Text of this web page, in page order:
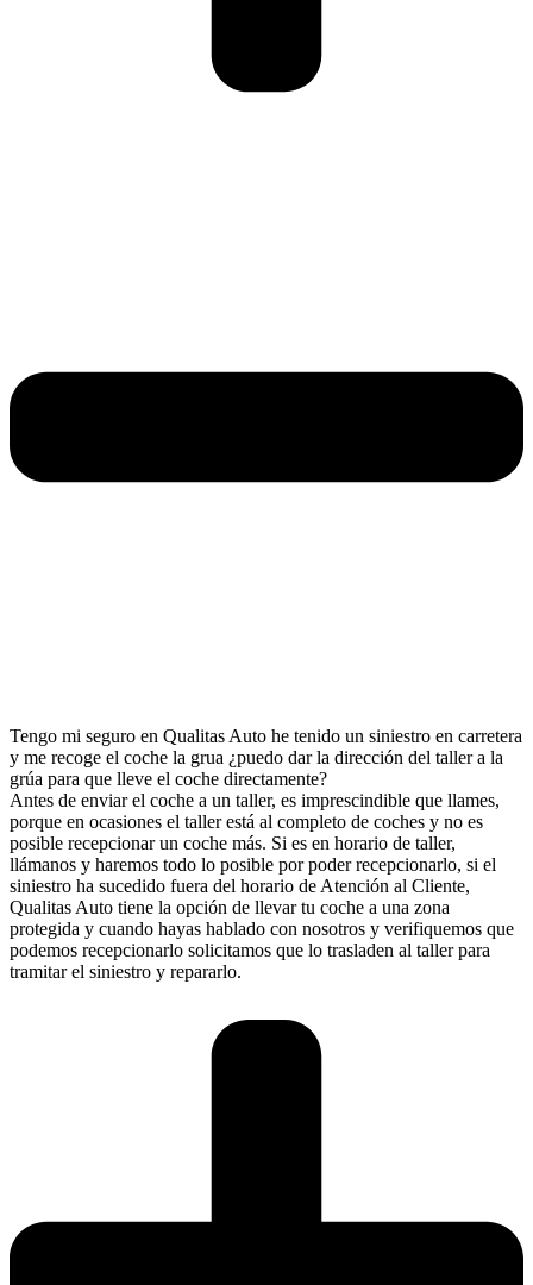
Tengo mi seguro en Qualitas Auto he tenido un siniestro en carretera
y me recoge el coche la grua ¿puedo dar la dirección del taller a la
grúa para que lleve el coche directamente?
Antes de enviar el coche a un taller, es imprescindible que llames,
porque en ocasiones el taller está al completo de coches y no es
posible recepcionar un coche más. Si es en horario de taller,
llámanos y haremos todo lo posible por poder recepcionarlo, si el
siniestro ha sucedido fuera del horario de Atención al Cliente,
Qualitas Auto tiene la opción de llevar tu coche a una zona
protegida y cuando hayas hablado con nosotros y verifiquemos que
podemos recepcionarlo solicitamos que lo trasladen al taller para
tramitar el siniestro y repararlo.